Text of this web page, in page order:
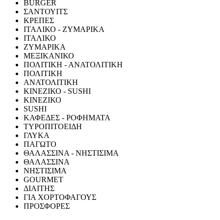
BURGER
ΣΑΝΤΟΥΙΤΣ
ΚΡΕΠΕΣ
ΙΤΑΛΙΚΟ - ΖΥΜΑΡΙΚΑ
ΙΤΑΛΙΚΟ
ΖΥΜΑΡΙΚΑ
ΜΕΞΙΚΑΝΙΚΟ
ΠΟΛΙΤΙΚΗ - ΑΝΑΤΟΛΙΤΙΚΗ
ΠΟΛΙΤΙΚΗ
ΑΝΑΤΟΛΙΤΙΚΗ
ΚΙΝΕΖΙΚΟ - SUSHI
ΚΙΝΕΖΙΚΟ
SUSHI
ΚΑΦΕΔΕΣ - ΡΟΦΗΜΑΤΑ
ΤΥΡΟΠΙΤΟΕΙΔΗ
ΓΛΥΚΑ
ΠΑΓΩΤΟ
ΘΑΛΑΣΣΙΝΑ - ΝΗΣΤΙΣΙΜΑ
ΘΑΛΑΣΣΙΝΑ
ΝΗΣΤΙΣΙΜΑ
GOURMET
ΔΙΑΙΤΗΣ
ΓΙΑ ΧΟΡΤΟΦΑΓΟΥΣ
ΠΡΟΣΦΟΡΕΣ